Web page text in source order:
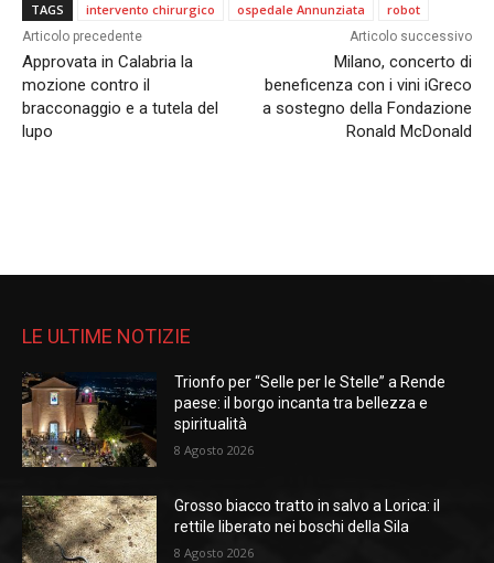
TAGS intervento chirurgico ospedale Annunziata robot
Articolo precedente
Approvata in Calabria la
mozione contro il
bracconaggio e a tutela del
lupo
Articolo successivo
Milano, concerto di
beneficenza con i vini iGreco
a sostegno della Fondazione
Ronald McDonald
LE ULTIME NOTIZIE
Trionfo per “Selle per le Stelle” a Rende
paese: il borgo incanta tra bellezza e
spiritualità
8 Agosto 2026
Grosso biacco tratto in salvo a Lorica: il
rettile liberato nei boschi della Sila
8 Agosto 2026